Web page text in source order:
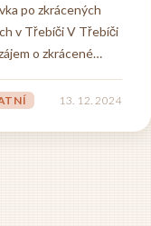
po zkrácených
v Třebíči V Třebíči
o zkrácené
flexibilitě a13. 12. 2024